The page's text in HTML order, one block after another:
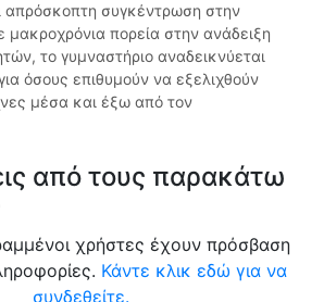
απρόσκοπτη συγκέντρωση στην
πορεία στην ανάδειξη
το γυμναστήριο αναδεικνύεται
όσους επιθυμούν να εξελιχθούν
μέσα και έξω από τον
από τους παρακάτω
χρήστες έχουν πρόσβαση
Κάντε κλικ εδώ για να
συνδεθείτε.